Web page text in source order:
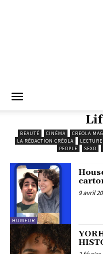
BEAUTÉ CINÉMA CREOLA MAG
LA RÉDACTION CRÉOLA
LECTURE
PEOPLE
SEXO
HUMEUR
9 avril